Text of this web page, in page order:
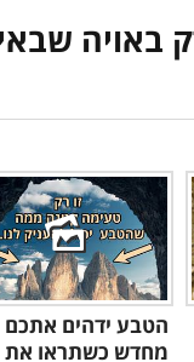
הטבע ידהים אתכם